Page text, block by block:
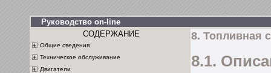
Руководство on-line
СОДЕРЖАНИЕ
Общие сведения
Техническое обслуживание
Двигатели
8. Топливная
8.1.